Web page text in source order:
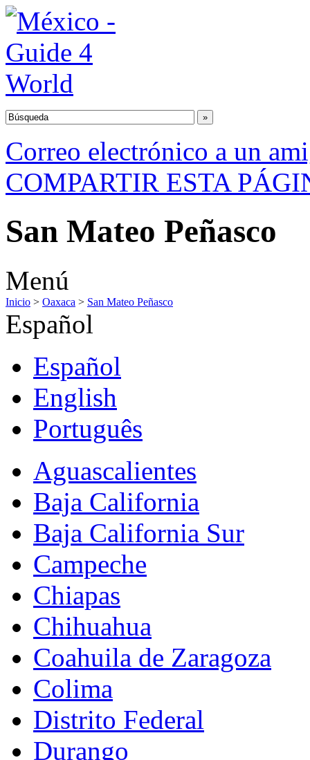
Correo electrónico a un
COMPARTIR ESTA
San Mateo Peñasco
Menú
Inicio > Oaxaca > San Mateo Peñasco
Español
Español
English
Português
Aguascalientes
Baja California
Baja California Sur
Campeche
Chiapas
Chihuahua
Coahuila de Zaragoza
Colima
Distrito Federal
Durango